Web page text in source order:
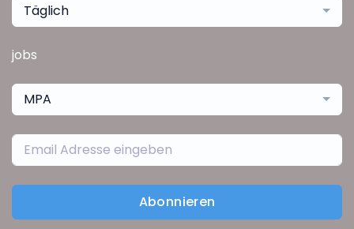
Täglich
jobs
MPA
Abonnieren